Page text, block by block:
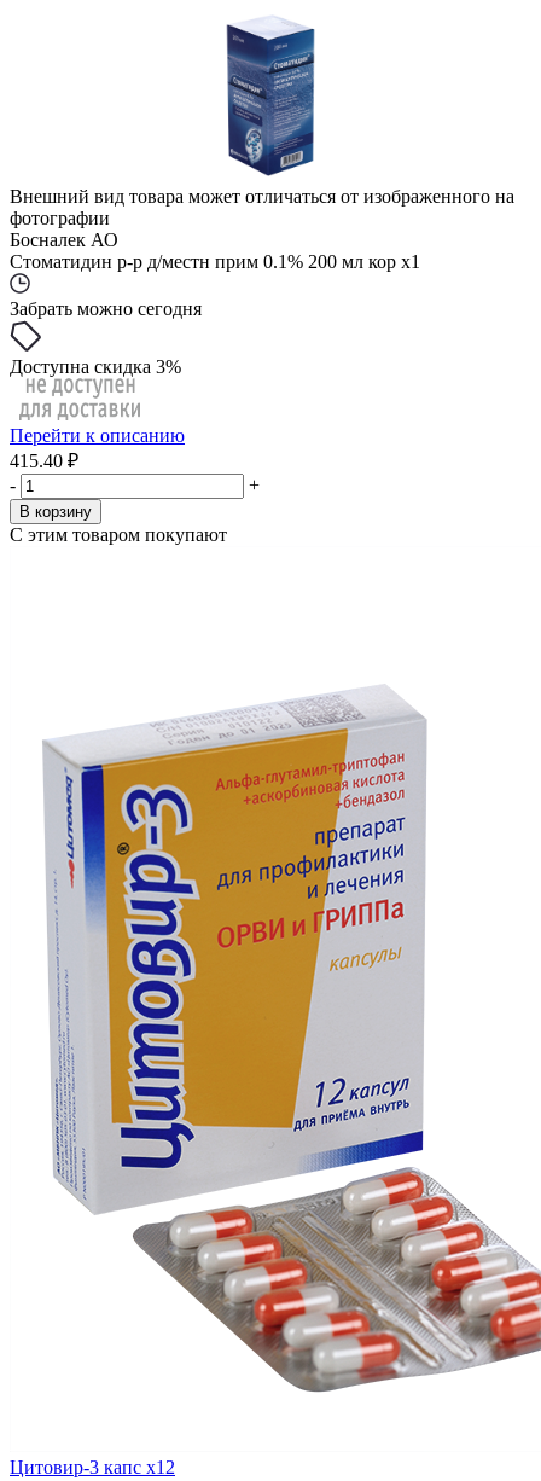
Внешний вид товара может отличаться от изображенного на
фотографии
Босналек АО
Стоматидин р-р д/местн прим 0.1% 200 мл кор x1
Забрать можно сегодня
Доступна скидка 3%
Перейти к описанию
415.40 ₽
-
+
В корзину
С этим товаром покупают
Цитовир-3 капс x12